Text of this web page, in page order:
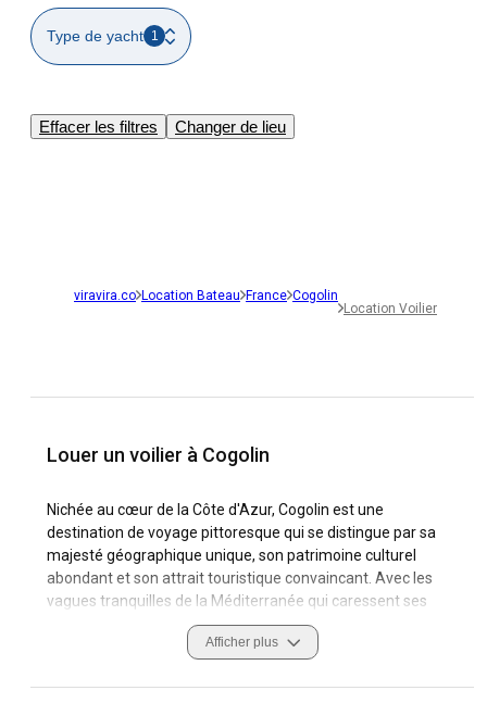
Type de yacht 1
Effacer les filtres Changer de lieu
viravira.co Location Bateau France Cogolin
Location Voilier
Louer un voilier à Cogolin
Nichée au cœur de la Côte d'Azur, Cogolin est une
destination de voyage pittoresque qui se distingue par sa
majesté géographique unique, son patrimoine culturel
abondant et son attrait touristique convaincant. Avec les
vagues tranquilles de la Méditerranée qui caressent ses
plages de sable, Cogolin est une destination de choix pour la
voile. Ses côtes étendues, caractérisées par des eaux
navigation favorables, témoignent de son attrait pour les
Afficher plus